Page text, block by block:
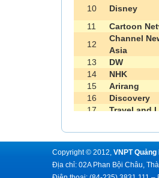
10
Disney
11
Cartoon
12
Channel
Asia
13
DW
14
NHK
15
Arirang
16
Discovery
17
Travel and
19
TV5 Asie
21
Star Movies
22
NHK HD
Copyright © 2012, VNPT Quảng
Địa chỉ: 02A Phan Bội Châu,